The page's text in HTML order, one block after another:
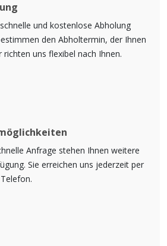
und kostenlose Abholung
den Abholtermin, der Ihnen
uns flexibel nach Ihnen.
Anfrage stehen Ihnen weitere
Sie erreichen uns jederzeit per